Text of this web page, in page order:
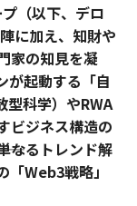
（以下、デロ
に加え、知財や
家の知見を凝
が起動する「自
科学）やRWA
ビジネス構造の
なるトレンド解
Web3戦略」